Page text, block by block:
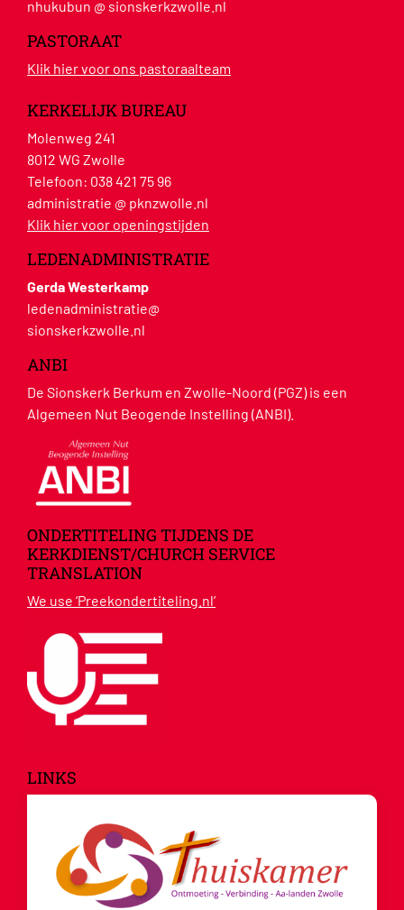
nhukubun @ sionskerkzwolle.nl
PASTORAAT
Klik hier voor ons pastoraalteam
KERKELIJK BUREAU
Molenweg 241
8012 WG Zwolle
Telefoon: 038 421 75 96
administratie @ pknzwolle.nl
Klik hier voor openingstijden
LEDENADMINISTRATIE
Gerda Westerkamp
ledenadministratie@
sionskerkzwolle.nl
ANBI
De Sionskerk Berkum en Zwolle-Noord (PGZ) is een
Algemeen Nut Beogende Instelling (ANBI).
ONDERTITELING TIJDENS DE
KERKDIENST/CHURCH SERVICE
TRANSLATION
We use ‘Preekondertiteling.nl’
LINKS